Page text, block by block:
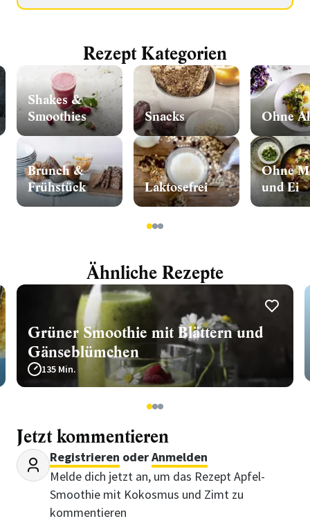
Rezept Kategorien
Shakes &
Smoothies
Brunch &
Frühstück
Snacks
Laktosefrei
Ohne
Ohne
und Ei
123
Ähnliche Rezepte
Grüner Smoothie mit Blättern und
Gänseblümchen
135 Min.
123
Jetzt kommentieren
Registrieren oderAnmelden
Melde dich jetzt an, um das Rezept Apfel-
Smoothie mit Kokosmus und Zimt zu
kommentieren